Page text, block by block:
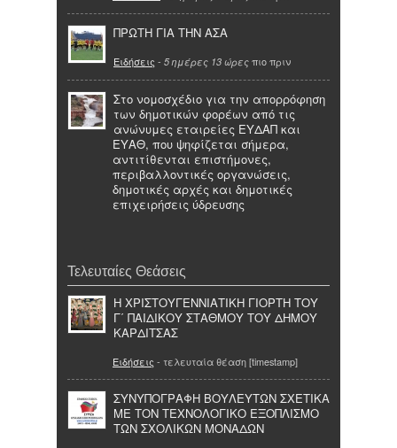
ΠΡΩΤΗ ΓΙΑ ΤΗΝ ΑΣΑ
Ειδήσεις - 5 ημέρες 13 ώρες πιο πριν
Στο νομοσχέδιο για την απορρόφηση
των δημοτικών φορέων από τις
ανώνυμες εταιρείες ΕΥΔΑΠ και
ΕΥΑΘ, που ψηφίζεται σήμερα,
αντιτίθενται επιστήμονες,
περιβαλλοντικές οργανώσεις,
δημοτικές αρχές και δημοτικές
επιχειρήσεις ύδρευσης
Τελευταίες Θεάσεις
Η ΧΡΙΣΤΟΥΓΕΝΝΙΑΤΙΚΗ ΓΙΟΡΤΗ ΤΟΥ
Γ΄ ΠΑΙΔΙΚΟΥ ΣΤΑΘΜΟΥ ΤΟΥ ΔΗΜΟΥ
ΚΑΡΔΙΤΣΑΣ
Ειδήσεις - τελευταία θέαση [timestamp]
ΣΥΝΥΠΟΓΡΑΦΗ ΒΟΥΛΕΥΤΩΝ ΣΧΕΤΙΚΑ
ΜΕ ΤΟΝ ΤΕΧΝΟΛΟΓΙΚΟ ΕΞΟΠΛΙΣΜΟ
ΤΩΝ ΣΧΟΛΙΚΩΝ ΜΟΝΑΔΩΝ